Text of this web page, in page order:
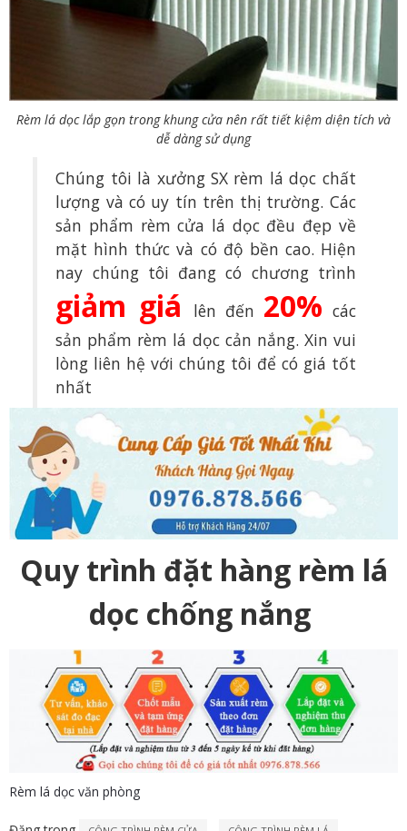
Rèm lá dọc lắp gọn trong khung cửa nên rất tiết kiệm diện tích và
dễ dàng sử dụng
Chúng tôi là xưởng SX rèm lá dọc chất
lượng và có uy tín trên thị trường. Các
sản phẩm rèm cửa lá dọc đều đẹp về
mặt hình thức và có độ bền cao. Hiện
nay chúng tôi đang có chương trình
giảm giá lên đến 20% các
sản phẩm rèm lá dọc cản nắng. Xin vui
lòng liên hệ với chúng tôi để có giá tốt
nhất
Quy trình đặt hàng rèm lá
dọc chống nắng
Rèm lá dọc văn phòng